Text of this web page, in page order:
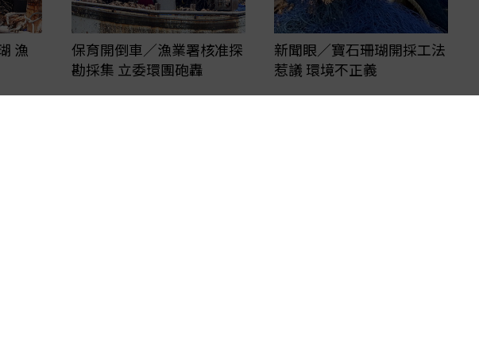
漁
保育開倒車／漁業署核准探
勘採集 立委環團砲轟
新聞眼／寶石珊瑚開採工法
惹議 環境不正義